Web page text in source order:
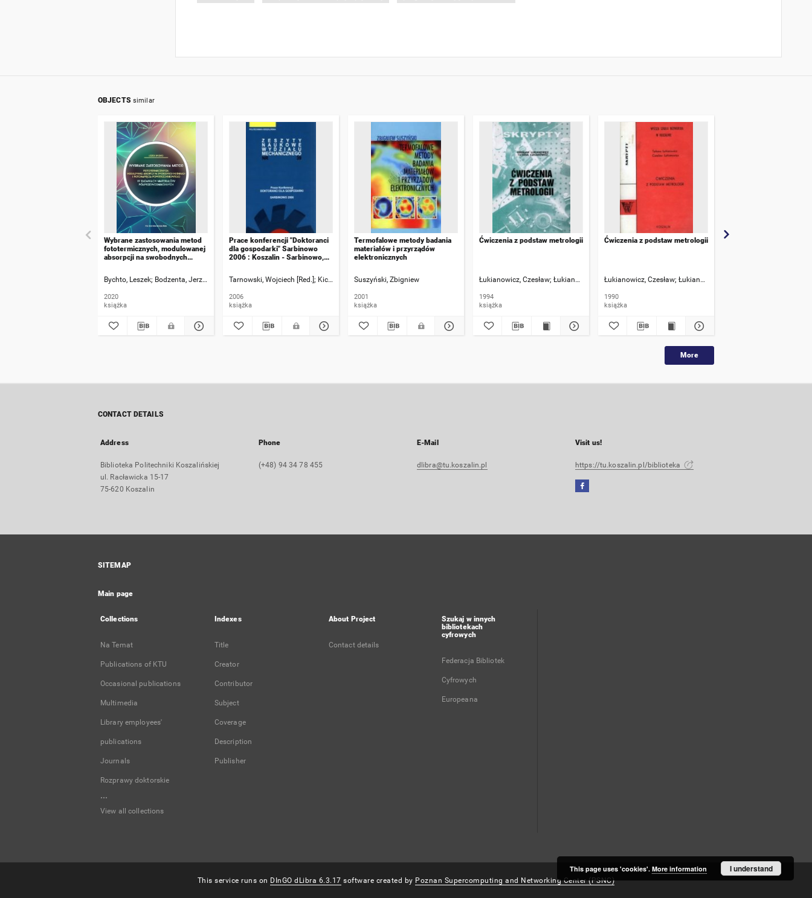
OBJECTS similar
Wybrane zastosowania metod
fototermicznych, modulowanej
absorpcji na swobodnych
badaniach materiałów
Bychto, Leszek Bodzenta, Jerzy [Recenzja] Więcek, Bogusław [Recenzja]
2020
książka
Prace konferencji "Doktoranci
dla gospodarki" Sarbinowo
2006 : Koszalin - Sarbinowo,
Tarnowski, Wojciech [Red.]
Kiczkowiak, Tomasz [Red.]
2006
książka
Termofalowe metody badania
materiałów i przyrządów
elektronicznych
Suszyński, Zbigniew
2001
książka
Ćwiczenia z podstaw metrologii
Łukianowicz, Czesław Łukianowicz, Tatiana
1994
książka
Ćwiczenia z podstaw metrologii
Łukianowicz, Czesław Łukianowicz, Tatiana
1990
książka
More
CONTACT DETAILS
Address
Biblioteka Politechniki Koszalińskiej
ul. Racławicka 15-17
75-620 Koszalin
Phone
(+48) 94 34 78 455
E-Mail
dlibra@tu.koszalin.pl
Visit us!
https://tu.koszalin.pl/biblioteka
Facebook
open
SITEMAP
Main page
Collections
Na Temat
Publications of KTU
Occasional publications
Multimedia
Library employees'
publications
Journals
Rozprawy doktorskie
...
View all collections
Indexes
Title
Creator
Contributor
Subject
Coverage
Description
Publisher
About Project
Contact details
Szukaj w innych
bibliotekach
cyfrowych
Federacja Bibliotek
Cyfrowych
Europeana
This service runs on DInGO dLibra 6.3.17 software created by Poznan Supercomputing and Networking Center (PSNC)
This page uses 'cookies'. More information I understand